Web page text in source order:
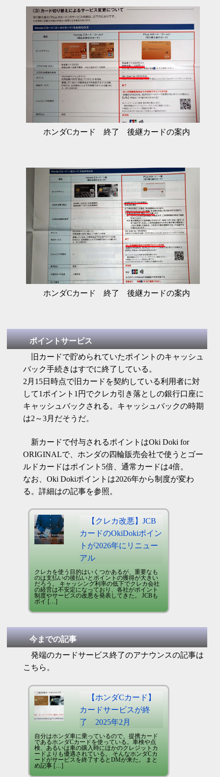
ホンダCカード 終了 後継カードの案内
ホンダCカード 終了 後継カードの案内
ポイントサービス
旧カードで貯められていたポイントのキャッシュ
バック手続きはすでに終了している。
2月15日時点で旧カードを契約している利用者に対
して1ポイント1円でクレカ引き落としの銀行口座に
キャッシュバックされる。キャッシュバックの時期
は2～3月だそうだ。
新カードで付与されるポイントはOki Doki for
ORIGINALで、ホンダの四輪販売会社で使うとゴー
ルドカードはポイント5倍、通常カードは4倍。
なお、Oki Dokiポイントは2026年から制度が変わ
る。詳細はの記事を参照。
【クレカ改悪】JCB
カードのOkiDokiポイン
トが2026年にリニュー
アル
クレカを使う目的はいくつかあるが、重要なも
のは支払いの後払いとポイントの獲得が大きい
だろう。 キャッシング利率の低下でクレカ会社
の経営は不安定になっており、各社がポイント
制度やサービスの改悪を発表してきた。 JCBも
ポイ […]
今までの記事
発端のカードサービス終了のアナウンスの記事は
こちら。
【ホンダCカード】
カードサービスが終
了 2025年2月
自分はホンダ車に乗っているので、提携カード
であるホンダCカードを使っている。車検や点
検、あるいは車の購入時にほかのクレジットカ
ードよりも優遇されている。 そんなホンダCカ
ードがサービスを終了するとDMが来た。 まと
め記事 […]